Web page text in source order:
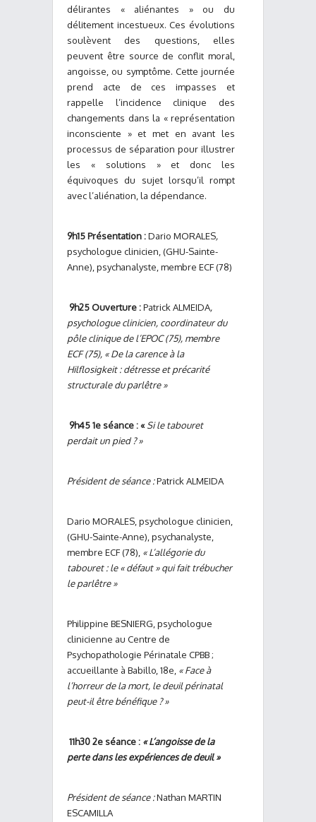
délirantes « aliénantes » ou du
délitement incestueux. Ces évolutions
soulèvent des questions, elles
peuvent être source de conflit moral,
angoisse, ou symptôme. Cette journée
prend acte de ces impasses et
rappelle l’incidence clinique des
changements dans la « représentation
inconsciente » et met en avant les
processus de séparation pour illustrer
les « solutions » et donc les
équivoques du sujet lorsqu’il rompt
avec l’aliénation, la dépendance.
9h15 Présentation :Dario MORALES,
psychologue clinicien, (GHU-Sainte-
Anne), psychanalyste, membre ECF (78)
9h25 Ouverture :Patrick ALMEIDA,
psychologue clinicien, coordinateur du
pôle clinique de l’EPOC (75), membre
ECF (75), « De la carence à la
Hilflosigkeit : détresse et précarité
structurale du parlêtre »
9h45 1e séance : «Si le tabouret
perdait un pied ? »
Président de séance :Patrick ALMEIDA
Dario MORALES, psychologue clinicien,
(GHU-Sainte-Anne), psychanalyste,
membre ECF (78), « L’allégorie du
tabouret : le « défaut » qui fait trébucher
le parlêtre »
Philippine BESNIERG, psychologue
clinicienne au Centre de
Psychopathologie Périnatale CPBB ;
accueillante à Babillo, 18e « Face à
l’horreur de la mort, le deuil périnatal
peut-il être bénéfique ? »
11h30 2e séance : « L’angoisse de la
perte dans les expériences de deuil »
Président de séance :Nathan MARTIN
ESCAMILLA